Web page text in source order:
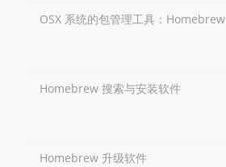
OSX 系统的包管理工具：Homebrew
Homebrew 搜索与安装软件
Homebrew 升级软件